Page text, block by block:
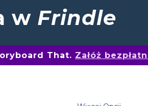
w Frindle
That. Załóż